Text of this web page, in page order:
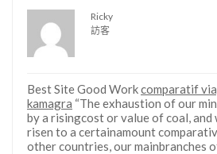
Ricky
訪客
Best Site Good Workcomparatif
kamagra “The exhaustion of our
by a risingcost or value of coal, and
risen to a certainamount
other countries, our mainbranches